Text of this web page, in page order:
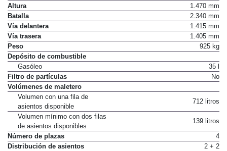
Altura
1.470 mm
Batalla
2.340 mm
Vía delantera
1.415 mm
Vía trasera
1.405 mm
Peso
925 kg
Depósito de combustible
Gasóleo
35 l
Filtro de partículas
No
Volúmenes de maletero
Volumen con una fila de
asientos disponible
712 litros
Volumen mínimo con dos filas
de asientos disponibles
139 litros
Número de plazas
4
Distribución de asientos
2 + 2